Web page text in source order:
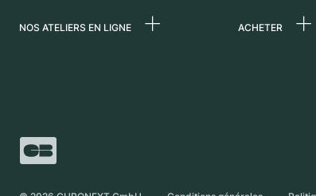
NOS ATELIERS EN LIGNE
Suisse
ACHETER